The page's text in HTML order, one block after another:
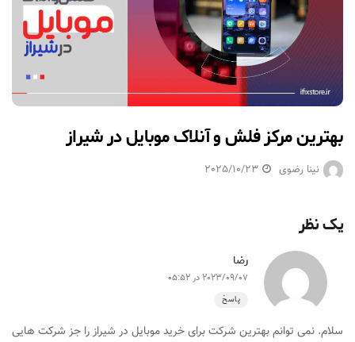
بهترین مرکز فلش و آنلاک موبایل در شیراز
نینا رضوی 2025/10/23
یک نظر
رضا
2023/09/07 در 05:52
پاسخ
سلام. نمی توانم بهترین شرکت برای خرید موبایل در شیراز را جز شرکت هایی